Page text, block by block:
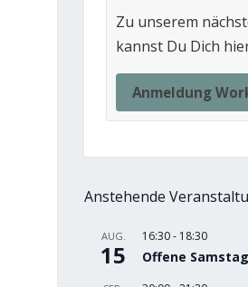
Zu unserem
kannst Du Dich
Anmeldung
Anstehende
AUG.
15
16:30- 18:30
Offene